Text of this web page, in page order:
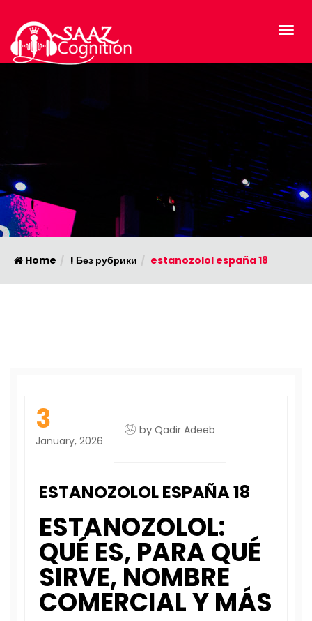
Home ! Без рубрики estanozolol españa 18
3
January, 2026
by Qadir Adeeb
ESTANOZOLOL ESPAÑA 18
ESTANOZOLOL:
QUÉ ES, PARA QUÉ
SIRVE, NOMBRE
COMERCIAL Y MÁS